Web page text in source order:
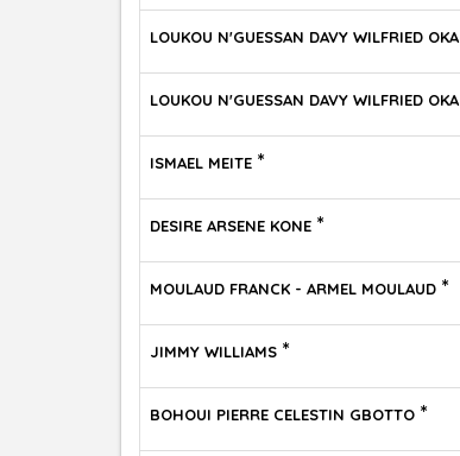
LOUKOU N'GUESSAN DAVY WILFRIED OKA
LOUKOU N'GUESSAN DAVY WILFRIED OKA
ISMAEL MEITE *
DESIRE ARSENE KONE *
MOULAUD FRANCK - ARMEL MOULAUD *
JIMMY WILLIAMS *
BOHOUI PIERRE CELESTIN GBOTTO *